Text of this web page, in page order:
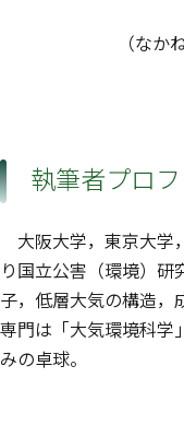
（なか
執筆者プロ
大阪大学，東京大学
り国立公害（環境）
子，低層大気の構造，
専門は「大気環境科学
みの卓球。